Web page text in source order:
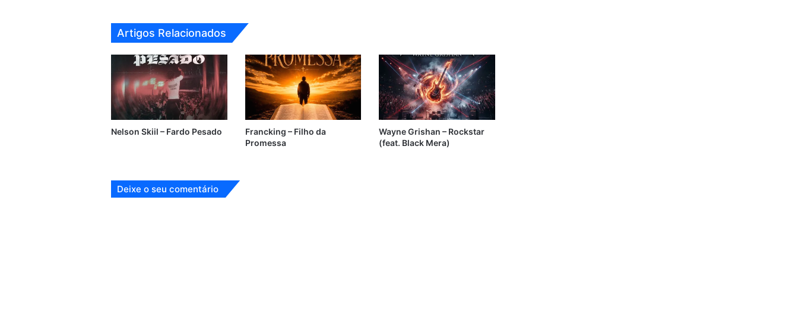
Artigos Relacionados
Nelson Skiil – Fardo Pesado
Francking – Filho da
Promessa
Wayne Grishan – Rockstar
(feat. Black Mera)
Deixe o seu comentário